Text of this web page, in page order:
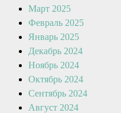
Март 2025
Февраль 2025
Январь 2025
Декабрь 2024
Ноябрь 2024
Октябрь 2024
Сентябрь 2024
Август 2024